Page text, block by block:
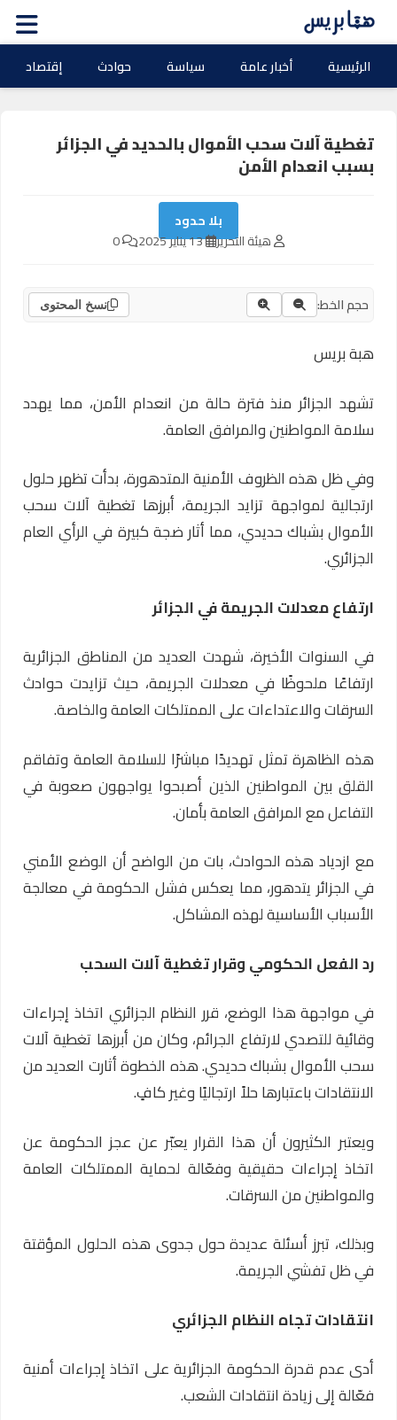
الرئيسية أخبار عامة سياسة حوادث إقتصاد
تغطية آلات سحب الأموال بالحديد في الجزائر
بسبب انعدام الأمن
بلا حدود
هيئة التحرير 13 يناير 2025
حجم الخط: نسخ المحتوى
هبة بريس
تشهد الجزائر منذ فترة حالة من انعدام الأمن، مما يهدد
سلامة المواطنين والمرافق العامة.
وفي ظل هذه الظروف الأمنية المتدهورة، بدأت تظهر حلول
ارتجالية لمواجهة تزايد الجريمة، أبرزها تغطية آلات سحب
الأموال بشباك حديدي، مما أثار ضجة كبيرة في الرأي العام
الجزائري.
ارتفاع معدلات الجريمة في الجزائر
في السنوات الأخيرة، شهدت العديد من المناطق الجزائرية
ارتفاعًا ملحوظًا في معدلات الجريمة، حيث تزايدت حوادث
السرقات والاعتداءات على الممتلكات العامة والخاصة.
هذه الظاهرة تمثل تهديدًا مباشرًا للسلامة العامة وتفاقم
القلق بين المواطنين الذين أصبحوا يواجهون صعوبة في
التفاعل مع المرافق العامة بأمان.
مع ازدياد هذه الحوادث، بات من الواضح أن الوضع الأمني
في الجزائر يتدهور، مما يعكس فشل الحكومة في معالجة
الأسباب الأساسية لهذه المشاكل.
رد الفعل الحكومي وقرار تغطية آلات السحب
في مواجهة هذا الوضع، قرر النظام الجزائري اتخاذ إجراءات
وقائية للتصدي لارتفاع الجرائم، وكان من أبرزها تغطية آلات
سحب الأموال بشباك حديدي. هذه الخطوة أثارت العديد من
الانتقادات باعتبارها حلاً ارتجاليًا وغير كافٍ.
ويعتبر الكثيرون أن هذا القرار يعبّر عن عجز الحكومة عن
اتخاذ إجراءات حقيقية وفعّالة لحماية الممتلكات العامة
والمواطنين من السرقات.
وبذلك، تبرز أسئلة عديدة حول جدوى هذه الحلول المؤقتة
في ظل تفشي الجريمة.
انتقادات تجاه النظام الجزائري
أدى عدم قدرة الحكومة الجزائرية على اتخاذ إجراءات أمنية
فعّالة إلى زيادة انتقادات الشعب.